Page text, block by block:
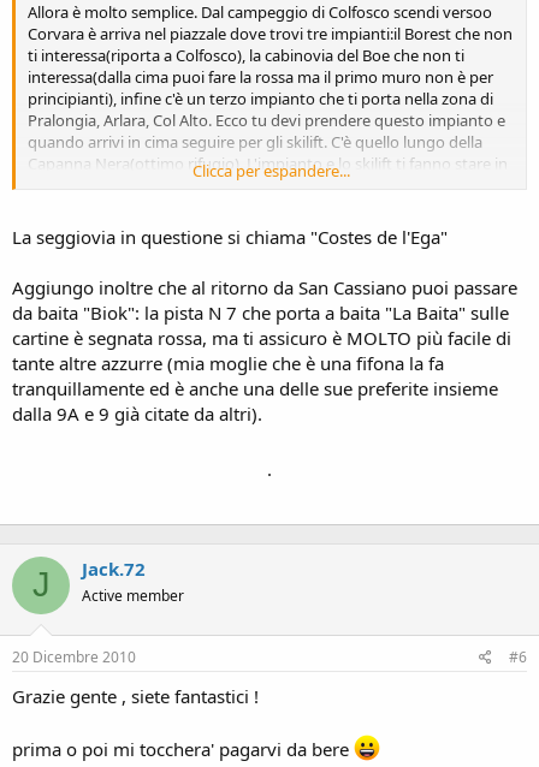
Allora è molto semplice. Dal campeggio di Colfosco scendi versoo
Corvara è arriva nel piazzale dove trovi tre impianti:il Borest che non
ti interessa(riporta a Colfosco), la cabinovia del Boe che non ti
interessa(dalla cima puoi fare la rossa ma il primo muro non è per
principianti), infine c'è un terzo impianto che ti porta nella zona di
Pralongia, Arlara, Col Alto. Ecco tu devi prendere questo impianto e
quando arrivi in cima seguire per gli skilift. C'è quello lungo della
Capanna Nera(ottimo rifugio). L'impianto e lo skilift ti fanno stare in
piena zona piste blu. Poi da li ti muovi verso Arlara( la pista 5 è
nella zona di Col Alto ci sono piste azzurre ma da li su tornare giù è
più lunga. Per rimanere in zoan tuo figlio ricapitolando seggiovia
stanno salendo a destra dell'impianto. Spero di essere stato chiaro
se così non fosse dimmelo. Ma non puoi sbagliare dal piazzale di
Corvare. Se escludi Borest e cabinovia del Boenon ti rimane che
l'impianto che ti interessa
Clicca per espandere...
La seggiovia in questione si chiama "Costes de l'Ega"
Aggiungo inoltre che al ritorno da San Cassiano puoi passare
da baita "Biok": la pista N 7 che porta a baita "La Baita" sulle
cartine è segnata rossa, ma ti assicuro è MOLTO più facile di
tante altre azzurre (mia moglie che è una fifona la fa
tranquillamente ed è anche una delle sue preferite insieme
dalla 9A e 9 già citate da altri).
.
J Jack.72
Active member
20 Dicembre 2010 #6
Grazie gente , siete fantastici !
prima o poi mi tocchera' pagarvi da bere